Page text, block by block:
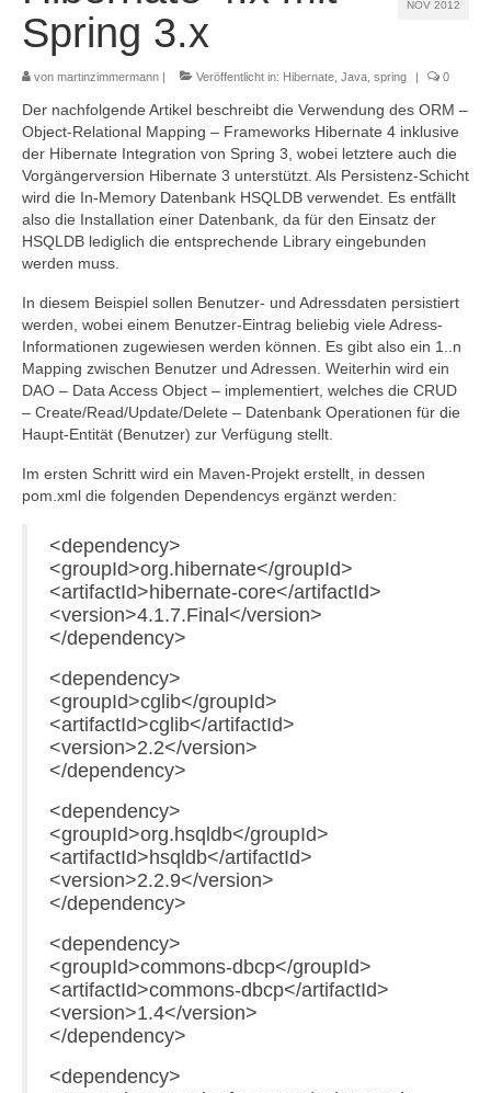
Referenzen
Kontakt
Impressum
Datenschutz
NOV 2012
Spring 3.x
von martinzimmermann | Veröffentlicht in: Hibernate Java spring | 0
Der nachfolgende Artikel beschreibt die Verwendung des ORM –
Object-Relational Mapping – Frameworks Hibernate 4 inklusive
der Hibernate Integration von Spring 3, wobei letztere auch die
Vorgängerversion Hibernate 3 unterstützt. Als Persistenz-Schicht
wird die In-Memory Datenbank HSQLDB verwendet. Es entfällt
also die Installation einer Datenbank, da für den Einsatz der
HSQLDB lediglich die entsprechende Library eingebunden
werden muss.
In diesem Beispiel sollen Benutzer- und Adressdaten persistiert
werden, wobei einem Benutzer-Eintrag beliebig viele Adress-
Informationen zugewiesen werden können. Es gibt also ein 1..n
Mapping zwischen Benutzer und Adressen. Weiterhin wird ein
DAO – Data Access Object – implementiert, welches die CRUD
– Create/Read/Update/Delete – Datenbank Operationen für die
Haupt-Entität (Benutzer) zur Verfügung stellt.
Im ersten Schritt wird ein Maven-Projekt erstellt, in dessen
pom.xml die folgenden Dependencys ergänzt werden:
<dependency>
<groupId>org.hibernate</groupId>
<artifactId>hibernate-core</artifactId>
<version>4.1.7.Final</version>
</dependency>
<dependency>
<groupId>cglib</groupId>
<artifactId>cglib</artifactId>
<version>2.2</version>
</dependency>
<dependency>
<groupId>org.hsqldb</groupId>
<artifactId>hsqldb</artifactId>
<version>2.2.9</version>
</dependency>
<dependency>
<groupId>commons-dbcp</groupId>
<artifactId>commons-dbcp</artifactId>
<version>1.4</version>
</dependency>
<dependency>